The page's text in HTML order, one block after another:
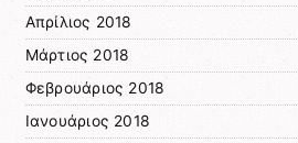
Απρίλιος 2018
Μάρτιος 2018
Φεβρουάριος 2018
Ιανουάριος 2018